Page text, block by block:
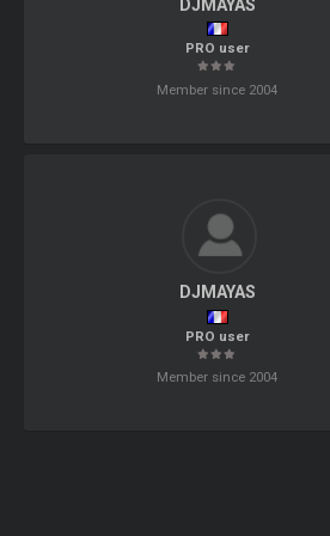
DJMAYAS
PRO user
Member since 2004
DJMAYAS
PRO user
Member since 2004